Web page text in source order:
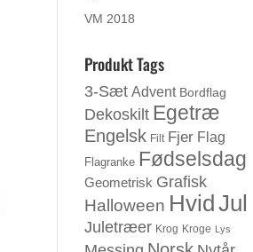
VM 2018
Produkt Tags
3-Sæt Advent Bordflag
Dekoskilt Egetræ
Engelsk Filt Fjer Flag
Flagranke Fødselsdag
Geometrisk Grafisk
Halloween Hvid Jul
Juletræer Krog Kroge Lys